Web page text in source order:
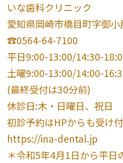
いな歯科クリニック
愛知県岡崎市橋目町字御
☎️0564-64-7100
平日9:00-13:00/14:30-
土曜9:00-13:00/14:00-
(最終受付は30分前)
休診日:木・日曜日、祝日
初診予約はHPからも受け
https://ina-dental.jp
＊令和5年4月1日から平日